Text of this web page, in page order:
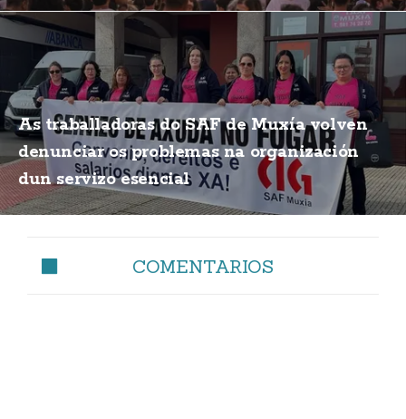
As traballadoras do SAF de Muxía volven
denunciar os problemas na organización
dun servizo esencial
COMENTARIOS